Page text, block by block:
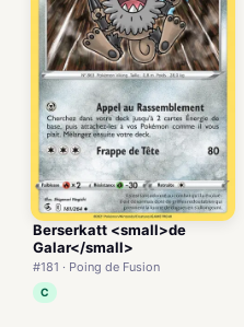
Berserkatt <small>de
Galar</small>
#181 · Poing de Fusion
C